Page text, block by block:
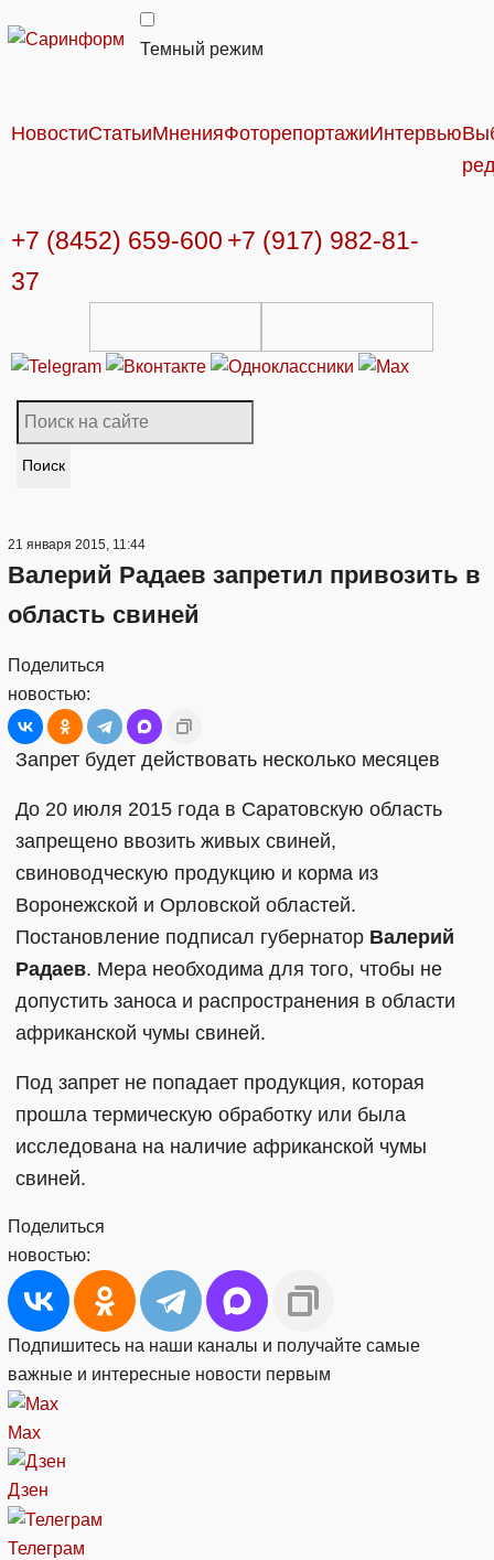
Темный режим
НовостиСтатьиМненияФоторепортажиИнтервью
+7 (8452) 659-600 +7 (917) 982-81-
37
Поиск
21 января 2015, 11:44
Валерий Радаев запретил привозить в
область свиней
Поделиться
новостью:
Запрет будет действовать несколько месяцев
До 20 июля 2015 года в Саратовскую область
запрещено ввозить живых свиней,
свиноводческую продукцию и корма из
Воронежской и Орловской областей.
Постановление подписал губернатор Валерий
Радаев. Мера необходима для того, чтобы не
допустить заноса и распространения в области
африканской чумы свиней.
Под запрет не попадает продукция, которая
прошла термическую обработку или была
исследована на наличие африканской чумы
свиней.
Поделиться
новостью:
Подпишитесь на наши каналы и получайте самые
важные и интересные новости первым
Max
Дзен
Телеграм